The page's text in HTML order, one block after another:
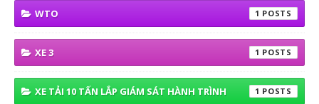
WTO 1
XE 3 1
XE TẢI 10 TẤN LẮP GIÁM SÁT HÀNH TRÌNH 1